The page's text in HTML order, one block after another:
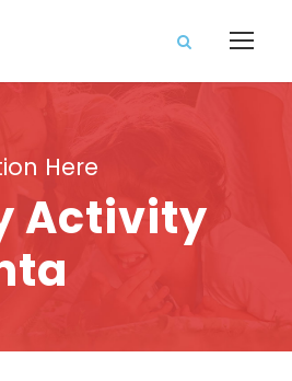
Here
Activity